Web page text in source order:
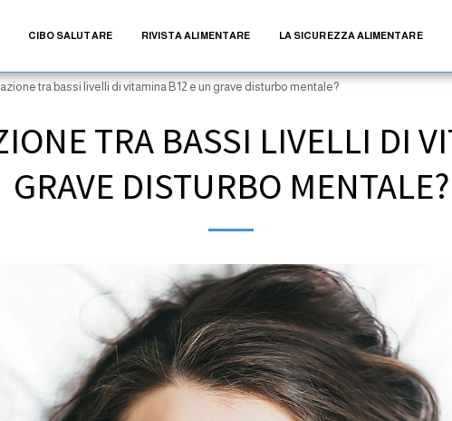
CIBO SALUTARE RIVISTA ALIMENTARE LA SICUREZZA ALIMENTARE
tra bassi livelli di vitamina B12 e un grave disturbo mentale?
TRA BASSI LIVELLI DI
GRAVE DISTURBO MENTALE?